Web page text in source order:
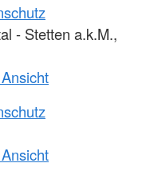
- Stetten a.k.M.,